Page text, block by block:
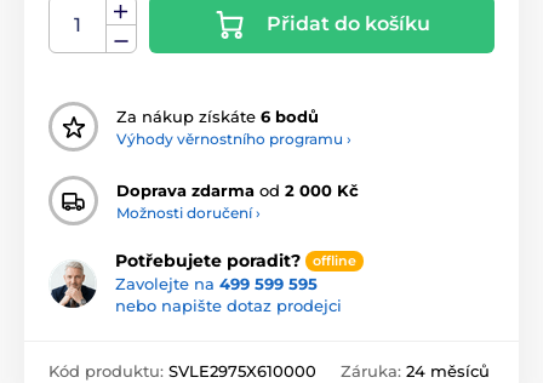
Přidat do košíku
Za nákup získáte 6 bodů
Výhody věrnostního programu ›
Doprava zdarma od 2 000 Kč
Možnosti doručení ›
Potřebujete poradit? offline
Zavolejte na 499 599 595
nebo napište dotaz prodejci
Kód produktu: SVLE2975X610000 Záruka: 24 měsíců